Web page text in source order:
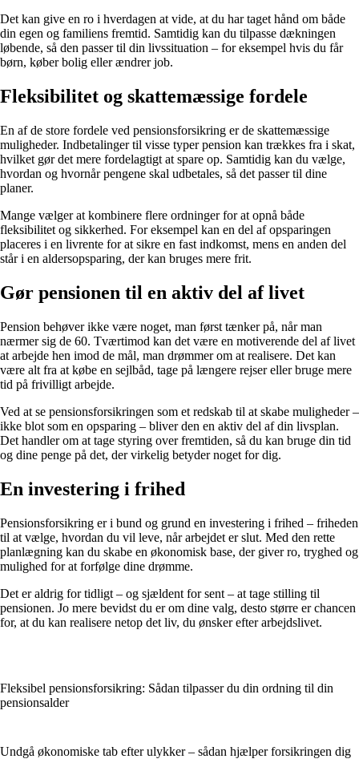
Det kan give en ro i hverdagen at vide, at du har taget hånd om både
din egen og familiens fremtid. Samtidig kan du tilpasse dækningen
løbende, så den passer til din livssituation – for eksempel hvis du får
børn, køber bolig eller ændrer job.
Fleksibilitet og skattemæssige fordele
En af de store fordele ved pensionsforsikring er de skattemæssige
muligheder. Indbetalinger til visse typer pension kan trækkes fra i skat,
hvilket gør det mere fordelagtigt at spare op. Samtidig kan du vælge,
hvordan og hvornår pengene skal udbetales, så det passer til dine
planer.
Mange vælger at kombinere flere ordninger for at opnå både
fleksibilitet og sikkerhed. For eksempel kan en del af opsparingen
placeres i en livrente for at sikre en fast indkomst, mens en anden del
står i en aldersopsparing, der kan bruges mere frit.
Gør pensionen til en aktiv del af livet
Pension behøver ikke være noget, man først tænker på, når man
nærmer sig de 60. Tværtimod kan det være en motiverende del af livet
at arbejde hen imod de mål, man drømmer om at realisere. Det kan
være alt fra at købe en sejlbåd, tage på længere rejser eller bruge mere
tid på frivilligt arbejde.
Ved at se pensionsforsikringen som et redskab til at skabe muligheder –
ikke blot som en opsparing – bliver den en aktiv del af din livsplan.
Det handler om at tage styring over fremtiden, så du kan bruge din tid
og dine penge på det, der virkelig betyder noget for dig.
En investering i frihed
Pensionsforsikring er i bund og grund en investering i frihed – friheden
til at vælge, hvordan du vil leve, når arbejdet er slut. Med den rette
planlægning kan du skabe en økonomisk base, der giver ro, tryghed og
mulighed for at forfølge dine drømme.
Det er aldrig for tidligt – og sjældent for sent – at tage stilling til
pensionen. Jo mere bevidst du er om dine valg, desto større er chancen
for, at du kan realisere netop det liv, du ønsker efter arbejdslivet.
Fleksibel pensionsforsikring: Sådan tilpasser du din ordning til din
pensionsalder
Undgå økonomiske tab efter ulykker – sådan hjælper forsikringen dig